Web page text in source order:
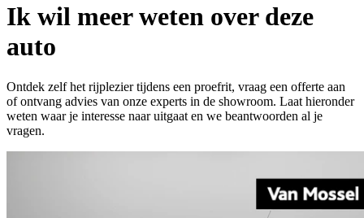
Ik wil meer weten over deze
auto
Ontdek zelf het rijplezier tijdens een proefrit, vraag een offerte aan
of ontvang advies van onze experts in de showroom. Laat hieronder
weten waar je interesse naar uitgaat en we beantwoorden al je
vragen.